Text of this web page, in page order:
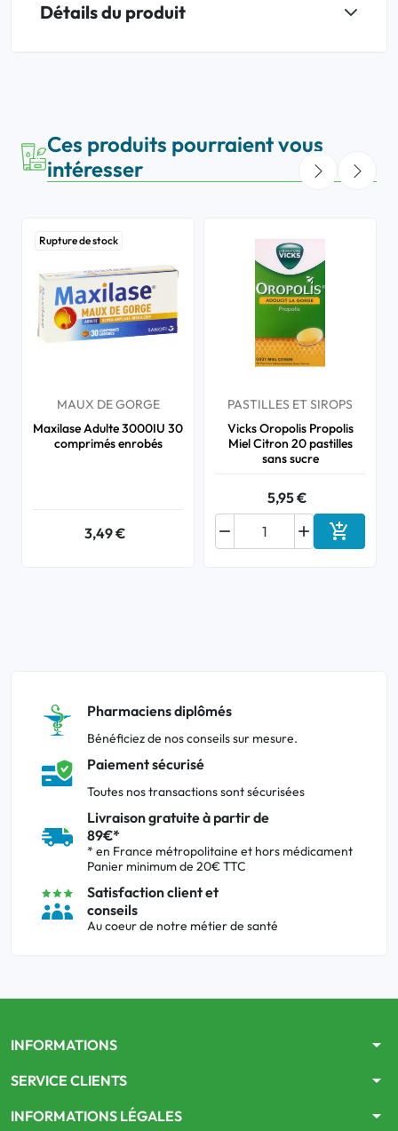
Détails du produit
Ces produits pourraient vous
intéresser
Rupture de stock
MAUX DE GORGE
Maxilase Adulte 3000IU 30
comprimés enrobés
3,49 €
PASTILLES ET SIROPS
Vicks Oropolis Propolis
Miel Citron 20 pastilles
sans sucre
5,95 €

 Ajouter
Pharmaciens diplômés
Bénéficiez de nos conseils sur mesure.
Paiement sécurisé
Toutes nos transactions sont sécurisées
Livraison gratuite à partir de
89€*
* en France métropolitaine et hors médicament
Panier minimum de 20€ TTC
Satisfaction client et
conseils
Au coeur de notre métier de santé
INFORMATIONS arrow_drop_down
SERVICE CLIENTS arrow_drop_down
INFORMATIONS LÉGALES arrow_drop_down